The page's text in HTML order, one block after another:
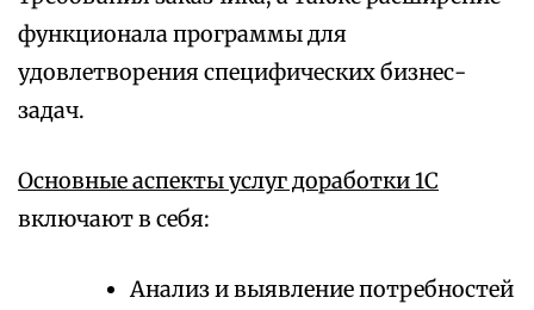
функционала программы для
удовлетворения специфических бизнес-
задач.
Основные аспекты услуг доработки 1С
включают в себя:
Анализ и выявление потребностей